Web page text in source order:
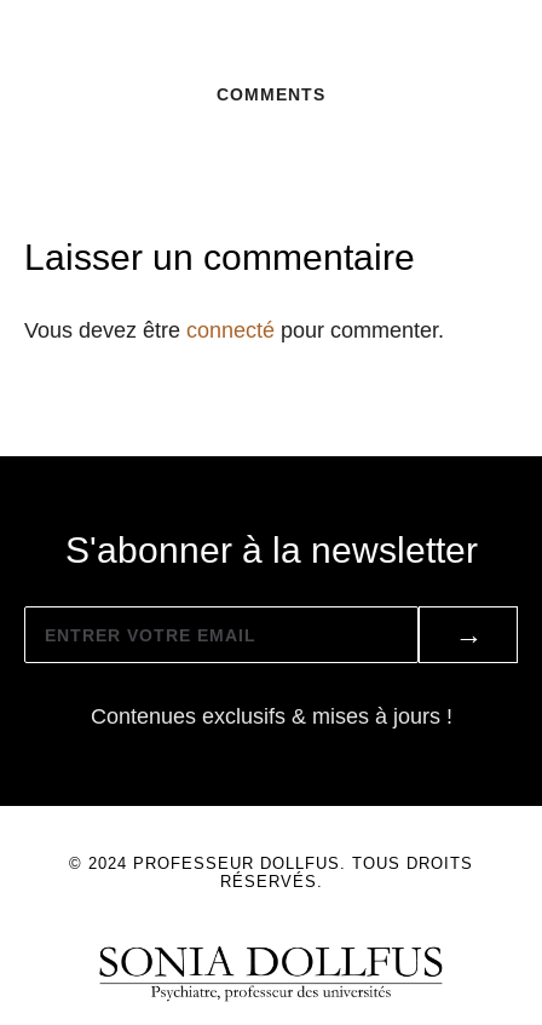
COMMENTS
Laisser un commentaire
Vous devez être connecté pour commenter.
S'abonner à la newsletter
→
Contenues exclusifs & mises à jours !
© 2024 PROFESSEUR DOLLFUS. TOUS DROITS
RÉSERVÉS.